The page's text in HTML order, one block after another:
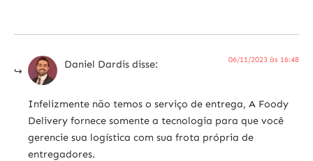
Daniel Dardis disse: 06/11/2023 às 16:48
Infelizmente não temos o serviço de entrega, A Foody
Delivery fornece somente a tecnologia para que você
gerencie sua logística com sua frota própria de
entregadores.